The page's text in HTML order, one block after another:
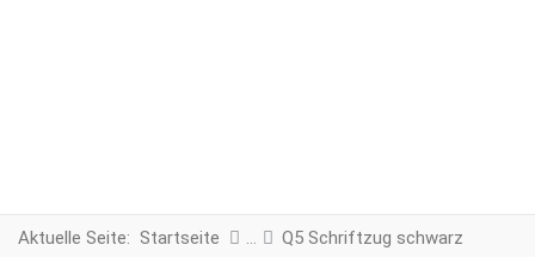
Aktuelle Seite: Startseite Q5 Schriftzug schwarz